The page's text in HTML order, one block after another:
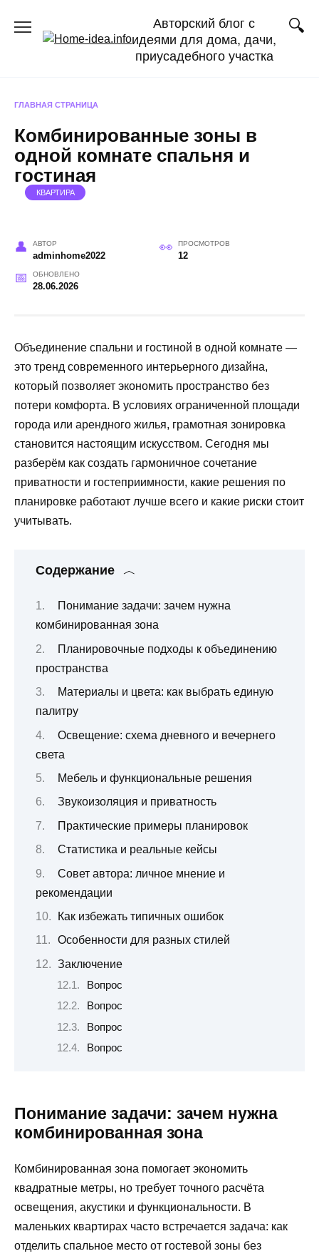
содержанию
Авторский блог с
идеями для дома, дачи,
приусадебного участка
ГЛАВНАЯ СТРАНИЦА
Комбинированные зоны в
одной комнате спальня и
гостиная
КВАРТИРА
АВТОР
adminhome2022
ПРОСМОТРОВ
12
ОБНОВЛЕНО
28.06.2026
Объединение спальни и гостиной в одной комнате —
это тренд современного интерьерного дизайна,
который позволяет экономить пространство без
потери комфорта. В условиях ограниченной площади
города или арендного жилья, грамотная зонировка
становится настоящим искусством. Сегодня мы
разберём как создать гармоничное сочетание
приватности и гостеприимности, какие решения по
планировке работают лучше всего и какие риски стоит
учитывать.
Содержание
Понимание задачи: зачем нужна
комбинированная зона
Планировочные подходы к объединению
пространства
Материалы и цвета: как выбрать единую
палитру
Освещение: схема дневного и вечернего
света
Мебель и функциональные решения
Звукоизоляция и приватность
Практические примеры планировок
Статистика и реальные кейсы
Совет автора: личное мнение и
рекомендации
Как избежать типичных ошибок
Особенности для разных стилей
Заключение
Вопрос
Вопрос
Вопрос
Вопрос
Понимание задачи: зачем нужна
комбинированная зона
Комбинированная зона помогает экономить
квадратные метры, но требует точного расчёта
освещения, акустики и функциональности. В
маленьких квартирах часто встречается задача: как
отделить спальное место от гостевой зоны без